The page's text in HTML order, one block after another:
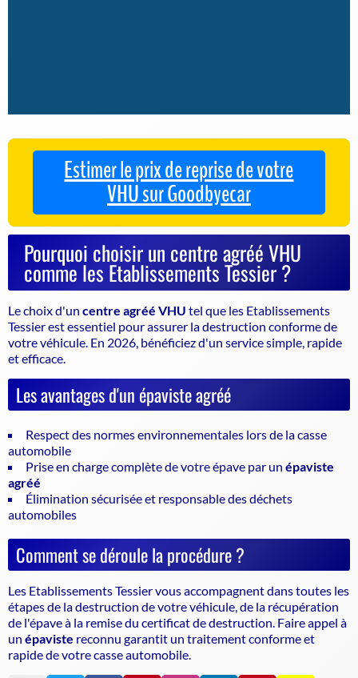
Estimer le prix de reprise de votre
VHU sur Goodbyecar
Pourquoi choisir un centre agréé VHU
comme les Etablissements Tessier ?
Le choix d'un centre agréé VHU tel que les Etablissements
Tessier est essentiel pour assurer ladestruction conforme de
votre véhicule . En 2026, bénéficiez d'un service simple, rapide
et efficace.
Les avantages d'un épaviste agréé
Respect des normes environnementales lors de la casse
automobile
Prise en charge complète de votre épave par un épaviste
agréé
Élimination sécurisée et responsable des déchets
automobiles
Comment se déroule la procédure ?
Les Etablissements Tessier vous accompagnent dans toutes les
étapes de la destruction de votre véhicule, de la récupération
de l'épave à la remise du certificat de destruction. Faire appel à
un épaviste reconnu garantit un traitement conforme et
rapide de votre casse automobile.